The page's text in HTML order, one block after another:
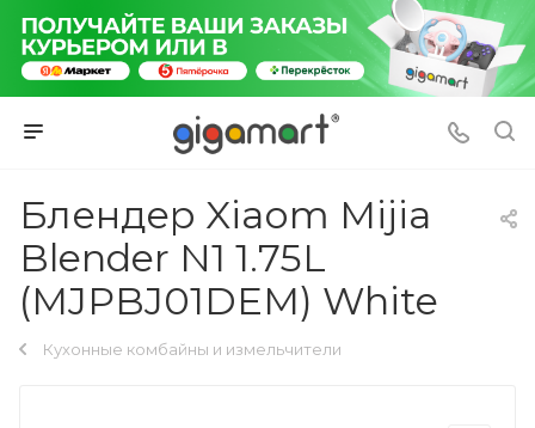
Блендер Xiаоm Mijia
Blender N1 1.75L
(MJPBJ01DEM) White
Кухонные комбайны и измельчители